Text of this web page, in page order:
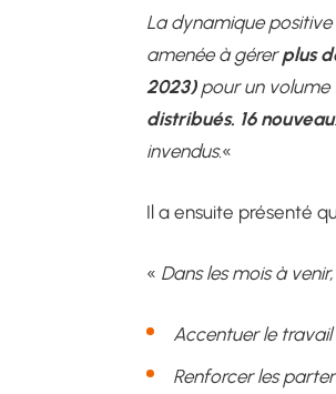
La dynamique positive
amenée à gérerplus
2023)pour un
distribués. 16
invendus.«
Il a ensuite présenté
« Dans les mois à
Accentuer le travail
Renforcer les